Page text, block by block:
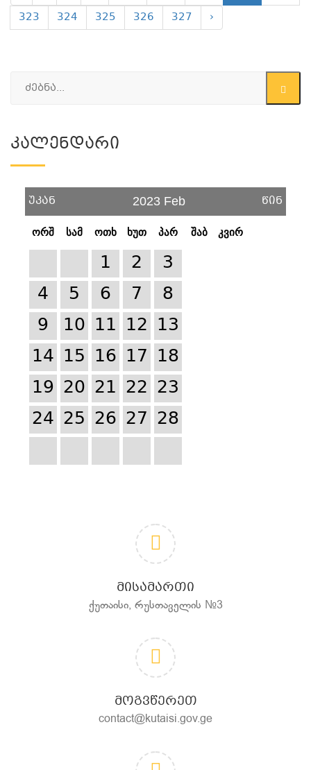
323
324 325 326 327 ›
Კალენდარი
უკან 2023 Feb წინ
ორშ სამ ოთხ ხუთ პარ შაბ კვირ
1 2
3
4
5 6 7
8
9
10 11 12 13
14 15 16 17 18
19 20 21 22 23
24 25 26 27 28
ᲛᲘᲡᲐᲛᲐᲠᲗᲘ
ქუთაისი, რუსთაველის №3
ᲛᲝᲒᲕᲬᲔᲠᲔᲗ
contact@kutaisi.gov.ge